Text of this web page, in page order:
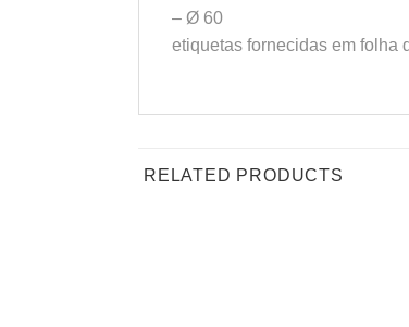
– Ø 60
etiquetas fornecidas em folha
RELATED PRODUCTS